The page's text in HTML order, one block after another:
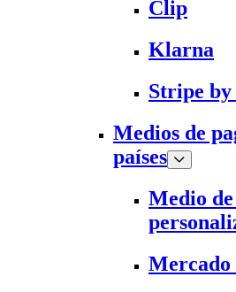
Clip
Klarna
Stripe by
Medios de
países
Medio de
Mercado